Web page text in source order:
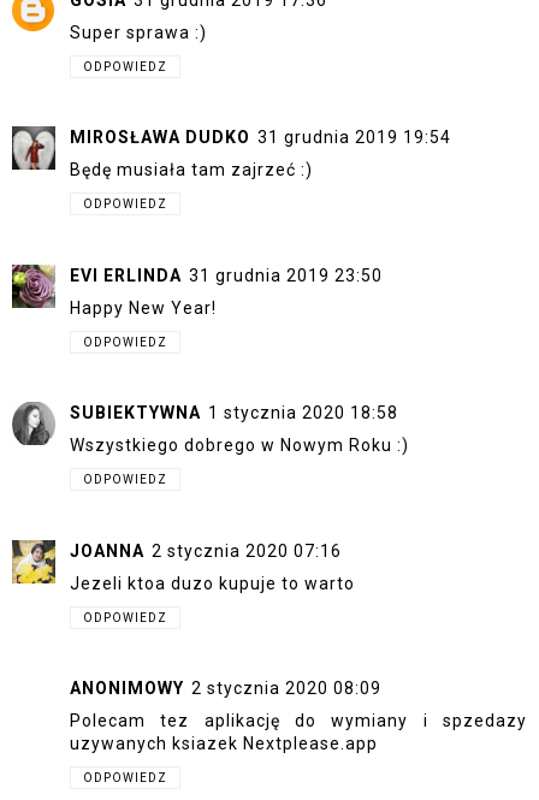
Super sprawa :)
ODPOWIEDZ
MIROSŁAWA DUDKO 31 grudnia 2019 19:54
Będę musiała tam zajrzeć :)
ODPOWIEDZ
EVI ERLINDA 31 grudnia 2019 23:50
Happy New Year!
ODPOWIEDZ
SUBIEKTYWNA 1 stycznia 2020 18:58
Wszystkiego dobrego w Nowym Roku :)
ODPOWIEDZ
JOANNA 2 stycznia 2020 07:16
Jezeli ktoa duzo kupuje to warto
ODPOWIEDZ
ANONIMOWY 2 stycznia 2020 08:09
Polecam tez aplikację do wymiany i spzedazy
uzywanych ksiazek Nextplease.app
ODPOWIEDZ